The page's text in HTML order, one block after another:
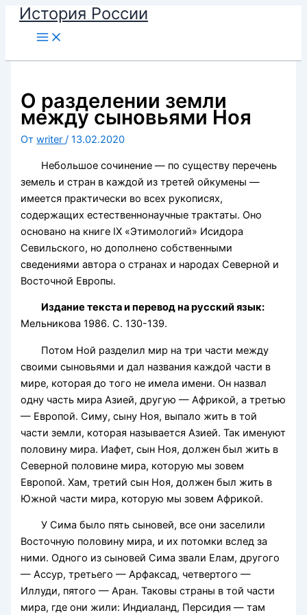
Перейти
История России
О разделении земли
между сыновьями Ноя
Отwriter/13.02.2020
Небольшое сочинение — по существу перечень
земель и стран в каждой из третей ойкумены —
имеется практически во всех рукописях,
содержащих естественнонаучные трактаты. Оно
основано на книге IX «Этимологий» Исидора
Севильского, но дополнено собственными
сведениями автора о странах и народах Северной и
Восточной Европы.
Издание текста и перевод на русский язык:
Мельникова 1986. С. 130-139.
Потом Ной разделил мир на три части между
своими сыновьями и дал названия каждой части в
мире, которая до того не имела имени. Он назвал
одну часть мира Азией, другую — Африкой, а третью
— Европой. Симу, сыну Ноя, выпало жить в той
части земли, которая называется Азией. Так именуют
половину мира. Иафет, сын Ноя, должен был жить в
Северной половине мира, которую мы зовем
Европой. Хам, третий сын Ноя, должен был жить в
Южной части мира, которую мы зовем Африкой.
У Сима было пять сыновей, все они заселили
Восточную половину мира, и их потомки вслед за
ними. Одного из сыновей Сима звали Елам, другого
— Ассур, третьего — Арфаксад, четвертого —
Иллуди, пятого — Аран. Таковы страны в той части
мира, где они жили: Индиаланд, Персидия — там